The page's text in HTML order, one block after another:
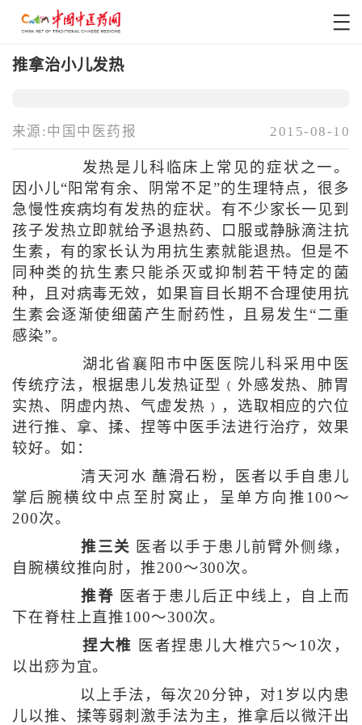
推拿治小儿发热
来源:中国中医药报 2015-08-10
发热是儿科临床上常见的症状之一。
因小儿“阳常有余、阴常不足”的生理特点，很多
急慢性疾病均有发热的症状。有不少家长一见到
孩子发热立即就给予退热药、口服或静脉滴注抗
生素，有的家长认为用抗生素就能退热。但是不
同种类的抗生素只能杀灭或抑制若干特定的菌
种，且对病毒无效，如果盲目长期不合理使用抗
生素会逐渐使细菌产生耐药性，且易发生“二重
感染”。
湖北省襄阳市中医医院儿科采用中医
传统疗法，根据患儿发热证型﹙外感发热、肺胃
实热、阴虚内热、气虚发热﹚，选取相应的穴位
进行推、拿、揉、捏等中医手法进行治疗，效果
较好。如：
清天河水 蘸滑石粉，医者以手自患儿
掌后腕横纹中点至肘窝止，呈单方向推100～
200次。
推三关 医者以手于患儿前臂外侧缘，
自腕横纹推向肘，推200～300次。
推脊 医者于患儿后正中线上，自上而
下在脊柱上直推100～300次。
捏大椎 医者捏患儿大椎穴5～10次，
以出痧为宜。
以上手法，每次20分钟，对1岁以内患
儿以推、揉等弱刺激手法为主，推拿后以微汗出